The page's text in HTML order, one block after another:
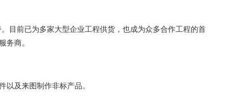
目前已为多家大型企业工程供货，也成为众多合作工程的首
务商。
及来图制作非标产品。